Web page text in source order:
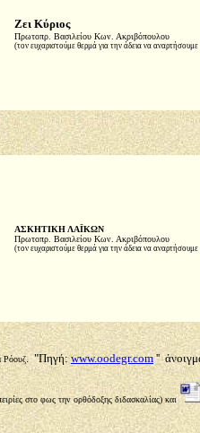
Ζει Κύριος
Πρωτοπρ. Βασιλείου Κων. Ακριβόπουλου
(τον ευχαριστούμε θερμά για την άδεια να αναρτήσουμε
ΑΣΚΗΤΙΚΗ ΛΑΪΚΩΝ
Πρωτοπρ. Βασιλείου Κων. Ακριβόπουλου
(τον ευχαριστούμε θερμά για την άδεια να
Ρόουζ. "Πηγή:www.oodegr.com ''
στο φως την ορθόδοξης διδασκαλίας) και